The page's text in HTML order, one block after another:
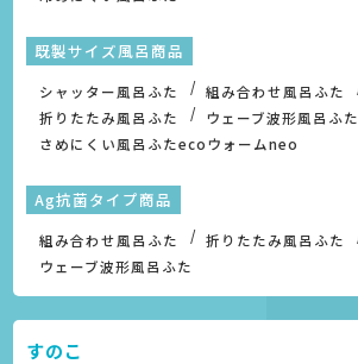
既製サイズ風呂商品
シャッター風呂ふた
組み合わせ風呂ふた
折りたたみ風呂ふた
ウェーブ波形風呂ふた
さめにくい風呂ふたecoウォームneo
Ag抗菌タイプ商品
組み合わせ風呂ふた
折りたたみ風呂ふた
ウェーブ波形風呂ふた
すのこ